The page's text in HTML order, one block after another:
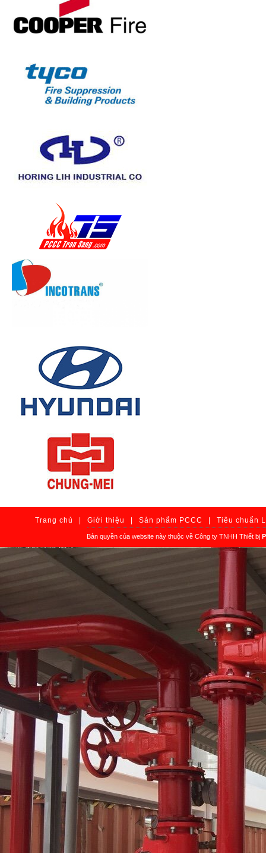
Trang chủ Giới thiệu Sản phẩm PCCC Tiêu chuẩn
Bản quyền của website này thuộc về Công ty TNHH Thiết bị